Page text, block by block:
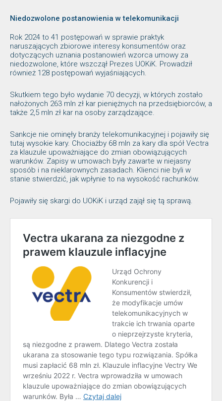
Niedozwolone postanowienia w telekomunikacji
Rok 2024 to 41 postępowań w sprawie praktyk
naruszających zbiorowe interesy konsumentów oraz
dotyczących uznania postanowień wzorca umowy za
niedozwolone, które wszczął Prezes UOKiK. Prowadził
również 128 postępowań wyjaśniających.
Skutkiem tego było wydanie 70 decyzji, w których zostało
nałożonych 263 mln zł kar pieniężnych na przedsiębiorców, a
także 2,5 mln zł kar na osoby zarządzające.
Sankcje nie ominęły branży telekomunikacyjnej i pojawiły się
tutaj wysokie kary. Chociażby 68 mln za kary dla spół Vectra
za klauzule upoważniające do zmian obowiązujących
warunków. Zapisy w umowach były zawarte w niejasny
sposób i na nieklarownych zasadach. Klienci nie byli w
stanie stwierdzić, jak wpłynie to na wysokość rachunków.
Pojawiły się skargi do UOKiK i urząd zajął się tą sprawą.